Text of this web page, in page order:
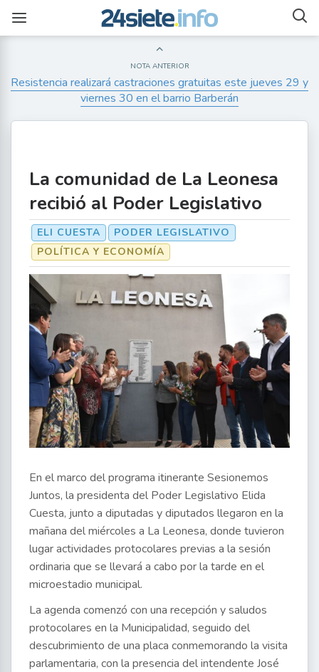
NOTA ANTERIOR
Resistencia realizará castraciones gratuitas este jueves 29 y
viernes 30 en el barrio Barberán
La comunidad de La Leonesa
recibió al Poder Legislativo
ELI CUESTA
PODER LEGISLATIVO
POLÍTICA Y ECONOMÍA
En el marco del programa itinerante Sesionemos
Juntos, la presidenta del Poder Legislativo Elida
Cuesta, junto a diputadas y diputados llegaron en la
mañana del miércoles a La Leonesa, donde tuvieron
lugar actividades protocolares previas a la sesión
ordinaria que se llevará a cabo por la tarde en el
microestadio municipal.
La agenda comenzó con una recepción y saludos
protocolares en la Municipalidad, seguido del
descubrimiento de una placa conmemorando la visita
parlamentaria, con la presencia del intendente José